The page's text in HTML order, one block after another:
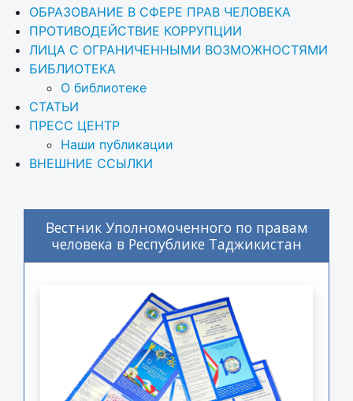
ОБРАЗОВАНИЕ В СФЕРЕ ПРАВ ЧЕЛОВЕКА
ПРОТИВОДЕЙСТВИЕ КОРРУПЦИИ
ЛИЦА С ОГРАНИЧЕННЫМИ ВОЗМОЖНОСТЯМИ
БИБЛИОТЕКА
О библиотеке
СТАТЬИ
ПРЕСС ЦЕНТР
Наши публикации
ВНЕШНИЕ ССЫЛКИ
Вестник Уполномоченного по правам
человека в Республике Таджикистан